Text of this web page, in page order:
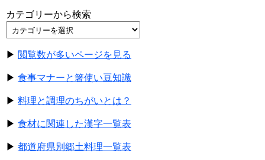
カテゴリーから検索
▶ 閲覧数が多いページを見る
▶ 食事マナーと箸使い豆知識
▶ 料理と調理のちがいとは？
▶ 食材に関連した漢字一覧表
▶ 都道府県別郷土料理一覧表